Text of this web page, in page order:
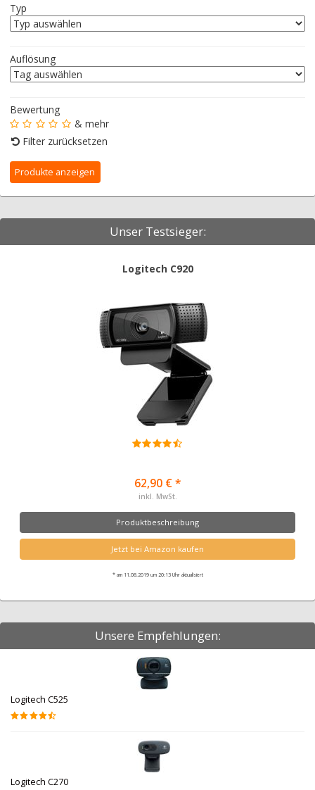
Typ
Auflösung
Bewertung
& mehr
Filter zurücksetzen
Unser Testsieger:
Logitech C920
62,90 € *
inkl. MwSt.
Produktbeschreibung
Jetzt bei Amazon kaufen
* am 11.08.2019 um 20:13 Uhr aktualisiert
Unsere Empfehlungen:
Logitech C525
Logitech C270